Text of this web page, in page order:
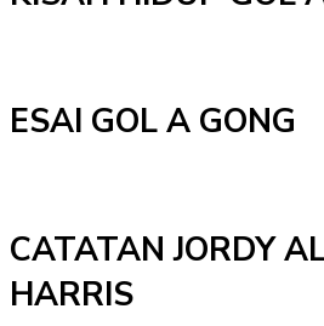
ESAI GOL A GONG
CATATAN JORDY
HARRIS